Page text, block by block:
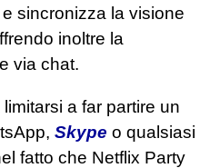
sincronizza la visione
inoltre la
via chat.
a far partire un
Skype o qualsiasi
fatto che Netflix Party